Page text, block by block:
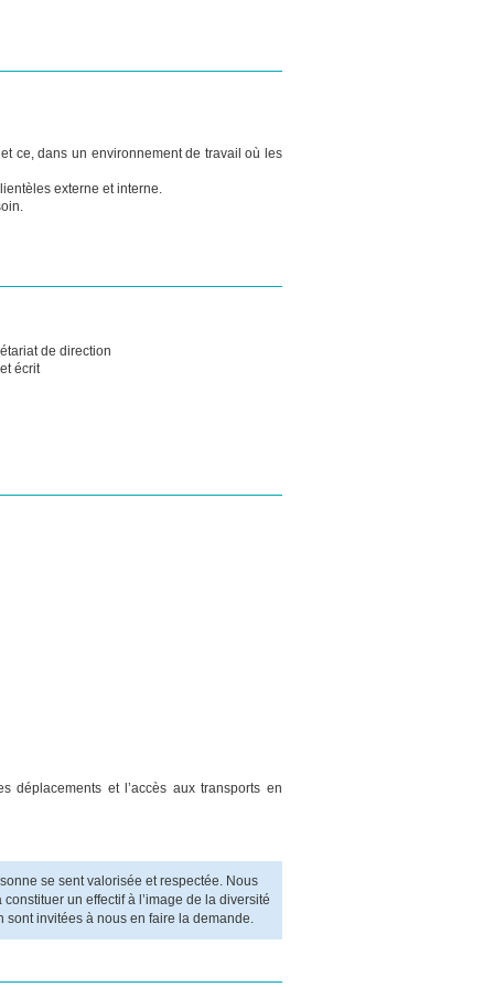
ce, dans un environnement de travail où les
externe et interne.
de direction
écrit
déplacements et l’accès aux transports en
se sent valorisée et respectée. Nous
un effectif à l’image de la diversité
invitées à nous en faire la demande.